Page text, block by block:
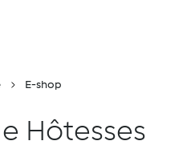
E-shop
Hôtesses